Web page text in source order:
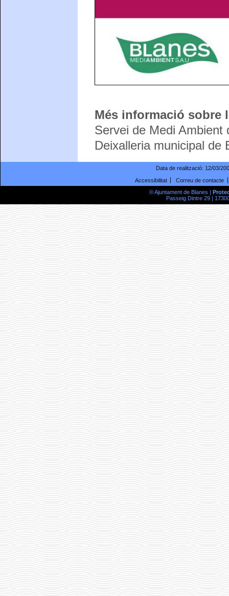
Més informació sobre
Servei de Medi Ambient
Deixalleria municipal de
Data de realització: 12/03/
Accessibilitat
Correu de contacte
© Ajuntament de Blanes |
Passeig Dintre 29 |